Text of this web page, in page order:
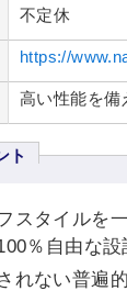
不定休
https://
高い性能を備
ト
スタイルを
％自由な設
れない普遍